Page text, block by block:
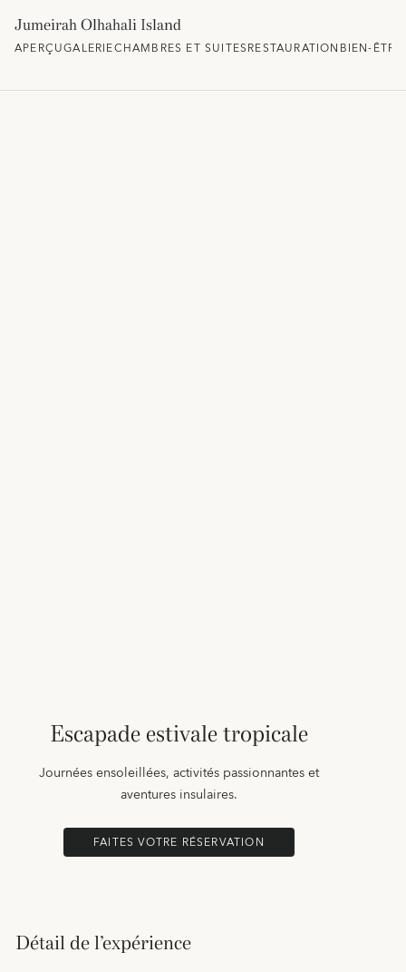
Jumeirah Olhahali Island
APERÇUGALERIECHAMBRES ET SUITESRESTAURATIONBIEN-ÊTRE
Escapade estivale tropicale
Journées ensoleillées, activités passionnantes et
aventures insulaires.
FAITES VOTRE RÉSERVATION
Détail de l’expérience